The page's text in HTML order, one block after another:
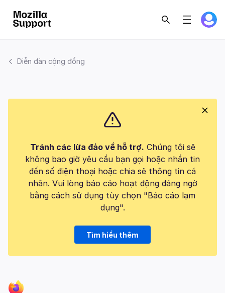
Diễn đàn cộng đồng
Tránh các lừa đảo về hỗ trợ. Chúng tôi sẽ
không bao giờ yêu cầu bạn gọi hoặc nhắn tin
đến số điện thoại hoặc chia sẻ thông tin cá
nhân. Vui lòng báo cáo hoạt động đáng ngờ
bằng cách sử dụng tùy chọn "Báo cáo lạm
dụng".
Tìm hiểu thêm